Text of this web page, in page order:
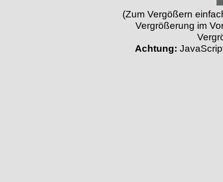
(Zum Vergößern
Vergrößerung im
Achtung: